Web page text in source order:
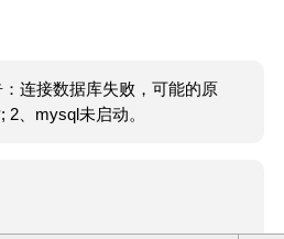
连接数据库失败，可能的原
2、mysql未启动。